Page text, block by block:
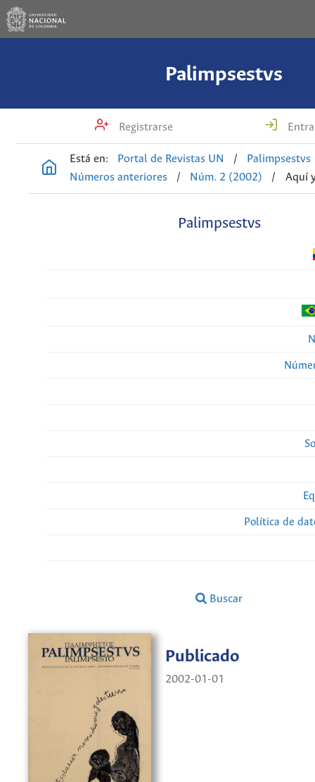
Palimpsestvs
Registrarse
Está en: Portal de Revistas UN /
Palimpsestvs
Números anteriores
/ Núm. 2 (2002) / Aquí
Palimpsestvs
Política de
Buscar
Publicado
2002-01-01